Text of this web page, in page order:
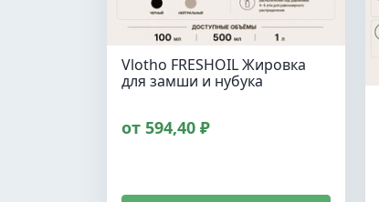
Vlotho FRESHOIL Жировка
для замши и нубука
от 594,40 ₽